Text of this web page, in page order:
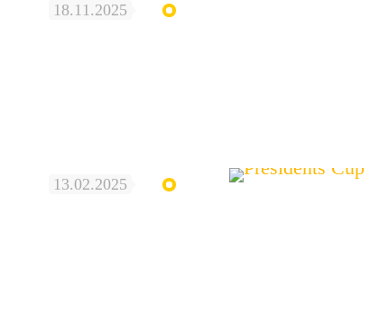
18.11.2025
13.02.2025